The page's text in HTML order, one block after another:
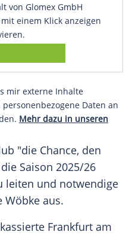
von Glomex GmbH
einem Klick anzeigen
mir externe Inhalte
Daten an
Mehr dazu in unseren
"die Chance, den
Saison 2025/26
leiten und notwendige
Wöbke aus.
Frankfurt am